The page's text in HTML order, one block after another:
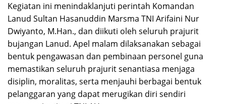
Kegiatan ini menindaklanjuti perintah Komandan
Lanud Sultan Hasanuddin Marsma TNI Arifaini Nur
Dwiyanto, M.Han., dan diikuti oleh seluruh prajurit
bujangan Lanud. Apel malam dilaksanakan sebagai
bentuk pengawasan dan pembinaan personel guna
memastikan seluruh prajurit senantiasa menjaga
disiplin, moralitas, serta menjauhi berbagai bentuk
pelanggaran yang dapat merugikan diri sendiri